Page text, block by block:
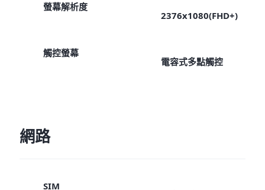
螢幕解析度
2376x1080(FHD+)
觸控螢幕
電容式多點觸控
網路
SIM